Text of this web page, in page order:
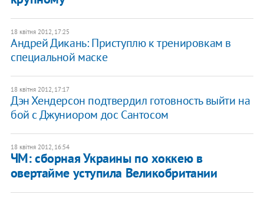
18 квітня 2012, 17:25
Андрей Дикань: Приступлю к тренировкам в
специальной маске
18 квітня 2012, 17:17
Дэн Хендерсон подтвердил готовность выйти на
бой с Джуниором дос Сантосом
18 квітня 2012, 16:54
ЧМ: сборная Украины по хоккею в
овертайме уступила Великобритании